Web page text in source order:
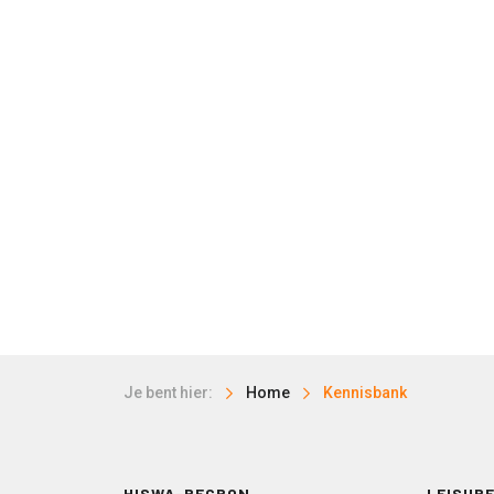
Je bent hier: Home Kennisbank